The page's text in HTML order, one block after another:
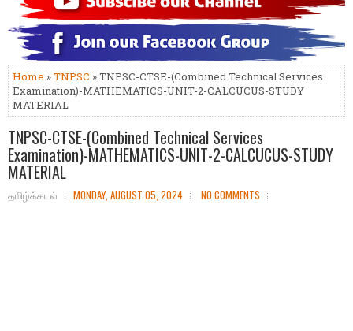
Home »TNPSC » TNPSC-CTSE-(Combined Technical Services
Examination)-MATHEMATICS-UNIT-2-CALCUCUS-STUDY
MATERIAL
TNPSC-CTSE-(Combined Technical Services
Examination)-MATHEMATICS-UNIT-2-CALCUCUS-STUDY
MATERIAL
தமிழ்க்கடல் MONDAY, AUGUST 05, 2024 NO COMMENTS